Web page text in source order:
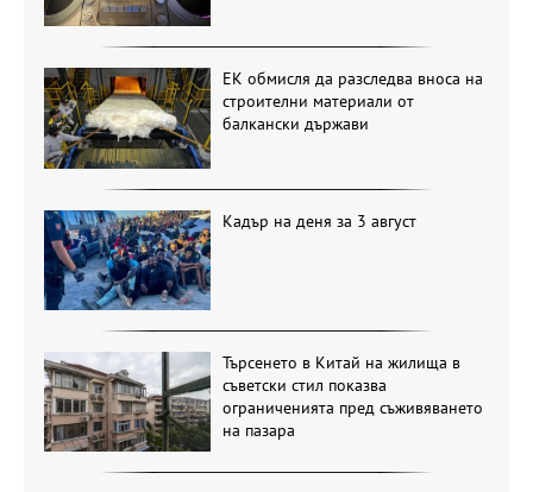
ЕК обмисля да разследва вноса на
строителни материали от
балкански държави
Кадър на деня за 3 август
Търсенето в Китай на жилища в
съветски стил показва
ограниченията пред съживяването
на пазара